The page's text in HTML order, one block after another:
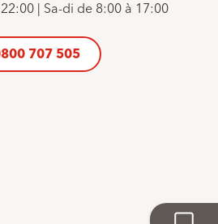
| Sa-di de 8:00 à 17:00
707 505